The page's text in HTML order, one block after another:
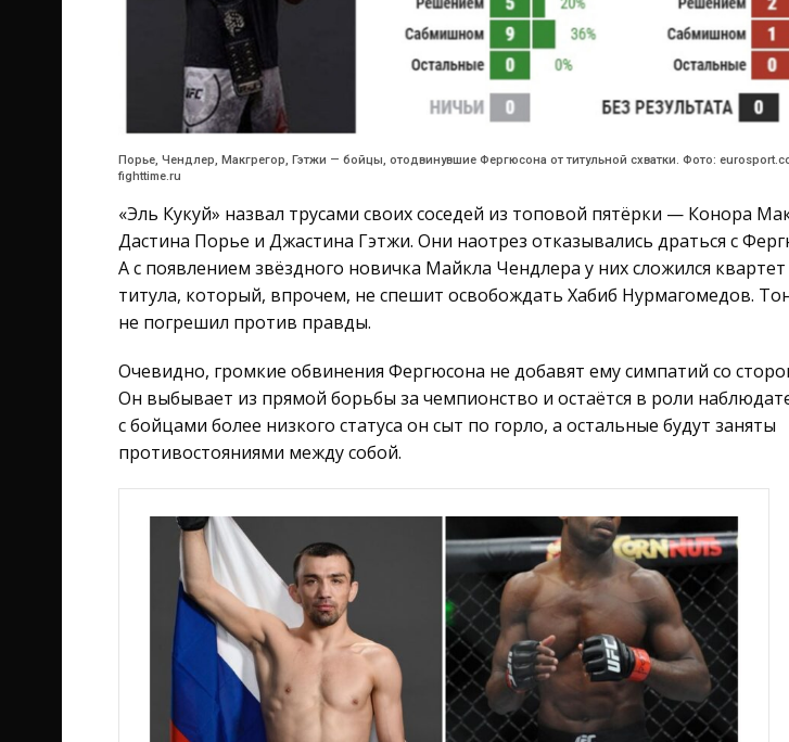
Порье, Чендлер, Макгрегор, Гэтжи — бойцы, отодвинувшие Фергюсона от титульной схватки. Фото:
fighttime.ru
«Эль Кукуй» назвал трусами своих соседей из топовой пятёрки — Конора
Дастина Порье и Джастина Гэтжи. Они наотрез отказывались драться с
А с появлением звёздного новичка Майкла Чендлера у них сложился квартет
титула, который, впрочем, не спешит освобождать Хабиб Нурмагомедов.
не погрешил против правды.
Очевидно, громкие обвинения Фергюсона не добавят ему симпатий со
Он выбывает из прямой борьбы за чемпионство и остаётся в роли
с бойцами более низкого статуса он сыт по горло, а остальные будут заняты
противостояниями между собой.